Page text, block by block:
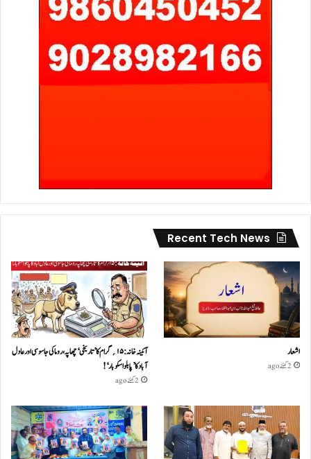
Recent Tech News
اشعار
2 گھنٹے ago
آئینہ خانہ :۱۵؍گرام کا ’تاریخی‘ چھاپہ، روما کی جاسوسی اور عادل
آباد کا ’پابلو اسکوبار‘!
2 گھنٹے ago